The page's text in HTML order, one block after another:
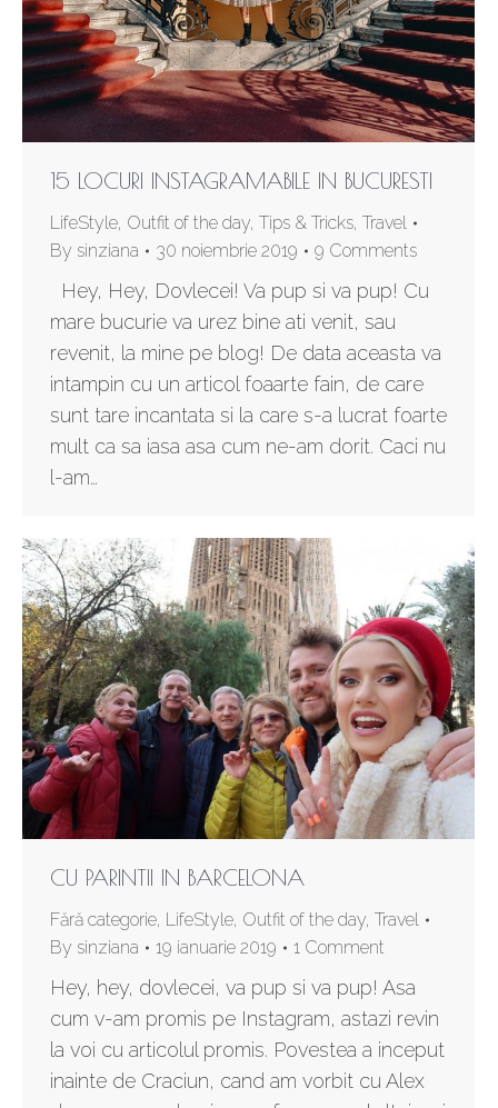
15 LOCURI INSTAGRAMABILE IN BUCURESTI
LifeStyle, Outfit of the day, Tips & Tricks, Travel
By sinziana 30 noiembrie 2019 9 Comments
Hey, Hey, Dovlecei! Va pup si va pup! Cu
mare bucurie va urez bine ati venit, sau
revenit, la mine pe blog! De data aceasta va
intampin cu un articol foaarte fain, de care
sunt tare incantata si la care s-a lucrat foarte
mult ca sa iasa asa cum ne-am dorit. Caci nu
l-am…
CU PARINTII IN BARCELONA
Fără categorie, LifeStyle, Outfit of the day, Travel
By sinziana 19 ianuarie 2019 1 Comment
Hey, hey, dovlecei, va pup si va pup! Asa
cum v-am promis pe Instagram, astazi revin
la voi cu articolul promis. Povestea a inceput
inainte de Craciun, cand am vorbit cu Alex